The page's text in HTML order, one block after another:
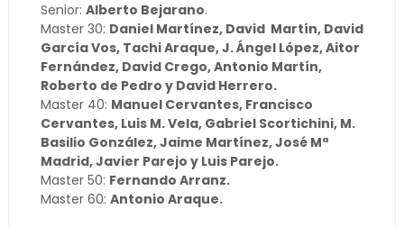
Senior: Alberto Bejarano.
Master 30: Daniel Martínez, David Martín, David
García Vos, Tachi Araque, J. Ángel López, Aitor
Fernández, David Crego, Antonio Martín,
Roberto de Pedro y David Herrero.
Master 40: Manuel Cervantes, Francisco
Cervantes, Luis M. Vela, Gabriel Scortichini, M.
Basilio González, Jaime Martínez, José Mª
Madrid, Javier Parejo y Luis Parejo.
Master 50: Fernando Arranz.
Master 60: Antonio Araque.